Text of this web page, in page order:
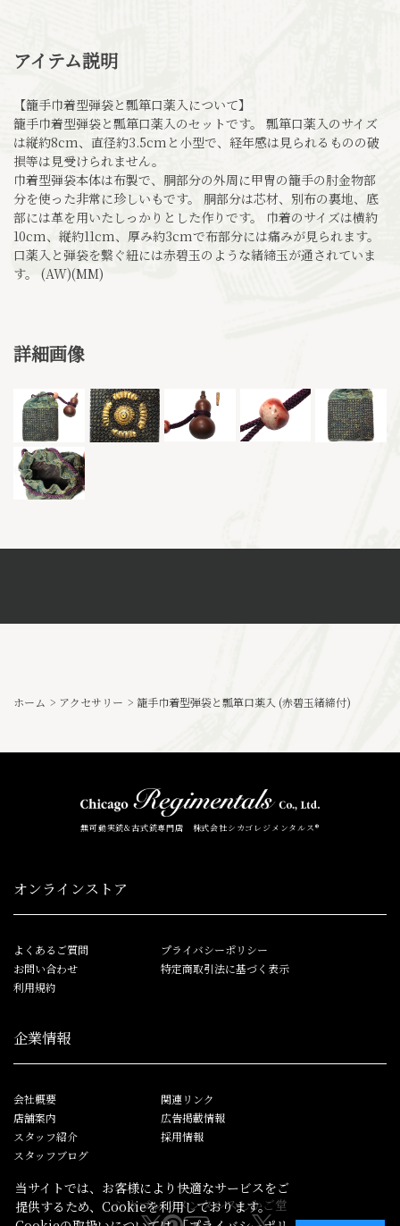
アイテム説明
【籠手巾着型弾袋と瓢箪口薬入について】
籠手巾着型弾袋と瓢箪口薬入のセットです。 瓢箪口薬入のサイズ
は縦約8cm、直径約3.5cmと小型で、経年感は見られるものの破
損等は見受けられません。
巾着型弾袋本体は布製で、胴部分の外周に甲冑の籠手の肘金物部
分を使った非常に珍しいもです。 胴部分は芯材、別布の裏地、底
部には革を用いたしっかりとした作りです。 巾着のサイズは横約
10cm、縦約11cm、厚み約3cmで布部分には痛みが見られます。
口薬入と弾袋を繋ぐ紐には赤碧玉のような緒締玉が通されていま
す。 (AW)(MM)
詳細画像
ホーム > アクセサリー > 籠手巾着型弾袋と瓢箪口薬入 (赤碧玉緒締付)
無可動実銃&古式銃専門店 株式会社シカゴレジメンタルス®
オンラインストア
よくあるご質問
お問い合わせ
利用規約
プライバシーポリシー
特定商取引法に基づく表示
企業情報
会社概要
店舗案内
スタッフ紹介
スタッフブログ
関連リンク
広告掲載情報
採用情報
シカゴレジメンタルスしかご堂
当サイトでは、お客様により快適なサービスをご
提供するため、Cookieを利用しております。